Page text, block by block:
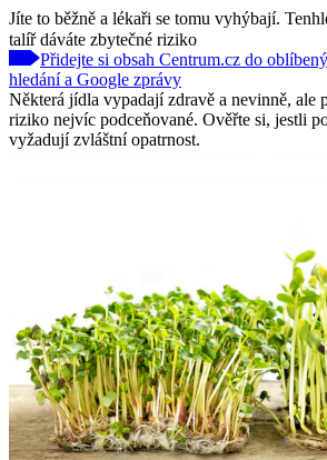
Jíte to běžně a lékaři se tomu vyhýbají.
talíř dáváte zbytečné riziko
Přidejte si obsah Centrum.cz do
hledání a Google zprávy
Některá jídla vypadají zdravě a nevinně, ale
riziko nejvíc podceňované. Ověřte si, jestli
vyžadují zvláštní opatrnost.